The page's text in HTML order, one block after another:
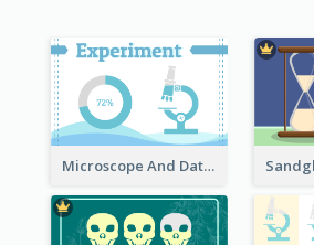
Microscope And Data Clipart